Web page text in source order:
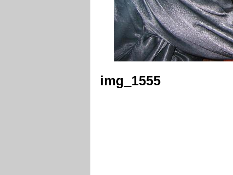
img_1555